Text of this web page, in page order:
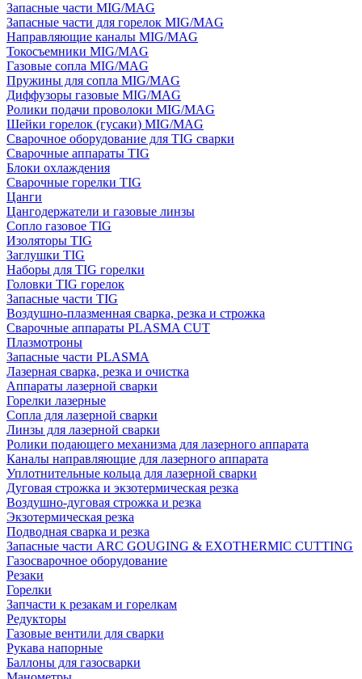
Запасные части MIG/MAG
Запасные части для горелок MIG/MAG
Направляющие каналы MIG/MAG
Токосъемники MIG/MAG
Газовые сопла MIG/MAG
Пружины для сопла MIG/MAG
Диффузоры газовые MIG/MAG
Ролики подачи проволоки MIG/MAG
Шейки горелок (гусаки) MIG/MAG
Сварочное оборудование для TIG сварки
Сварочные аппараты TIG
Блоки охлаждения
Сварочные горелки TIG
Цанги
Цангодержатели и газовые линзы
Сопло газовое TIG
Изоляторы TIG
Заглушки TIG
Наборы для TIG горелки
Головки TIG горелок
Запасные части TIG
Воздушно-плазменная сварка, резка и строжка
Сварочные аппараты PLASMA CUT
Плазмотроны
Запасные части PLASMA
Лазерная сварка, резка и очистка
Аппараты лазерной сварки
Горелки лазерные
Сопла для лазерной сварки
Линзы для лазерной сварки
Ролики подающего механизма для лазерного аппарата
Каналы направляющие для лазерного аппарата
Уплотнительные кольца для лазерной сварки
Дуговая строжка и экзотермическая резка
Воздушно-дуговая строжка и резка
Экзотермическая резка
Подводная сварка и резка
Запасные части ARC GOUGING & EXOTHERMIC CUTTING
Газосварочное оборудование
Резаки
Горелки
Запчасти к резакам и горелкам
Редукторы
Газовые вентили для сварки
Рукава напорные
Баллоны для газосварки